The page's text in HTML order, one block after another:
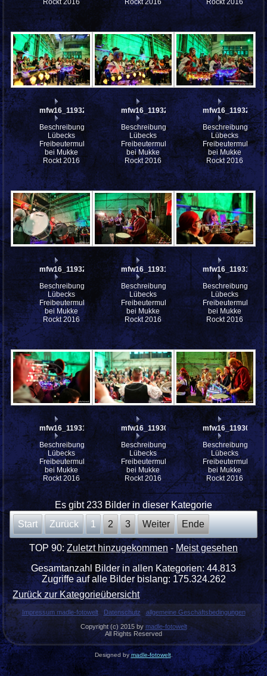
Rockt 2016
Rockt 2016
Rockt 2016
mfw16_119329ww
Beschreibung:
Lübecks
Freibeutermukke
bei Mukke
Rockt 2016
mfw16_119328ww
Beschreibung:
Lübecks
Freibeutermukke
bei Mukke
Rockt 2016
mfw16_119327ww
Beschreibung:
Lübecks
Freibeutermukke
bei Mukke
Rockt 2016
mfw16_119324ww
Beschreibung:
Lübecks
Freibeutermukke
bei Mukke
Rockt 2016
mfw16_119315ww
Beschreibung:
Lübecks
Freibeutermukke
bei Mukke
Rockt 2016
mfw16_119314ww
Beschreibung:
Lübecks
Freibeutermukke
bei Mukke
Rockt 2016
mfw16_119311ww
Beschreibung:
Lübecks
Freibeutermukke
bei Mukke
Rockt 2016
mfw16_119309ww
Beschreibung:
Lübecks
Freibeutermukke
bei Mukke
Rockt 2016
mfw16_119306ww
Beschreibung:
Lübecks
Freibeutermukke
bei Mukke
Rockt 2016
Es gibt 233 Bilder in dieser Kategorie
Start
Zurück 1 2 3 Weiter Ende
TOP 90: Zuletzt hinzugekommen - Meist gesehen
Gesamtanzahl Bilder in allen Kategorien: 44.813
Zugriffe auf alle Bilder bislang: 175.324.262
Zurück zur Kategorieübersicht
Impressum madle-fotowelt Datenschutz
allgemeine Geschäftsbedingungen
Copyright (c) 2015 by madle-fotowelt
All Rights Reserved
Designed bymadle-fotowelt.